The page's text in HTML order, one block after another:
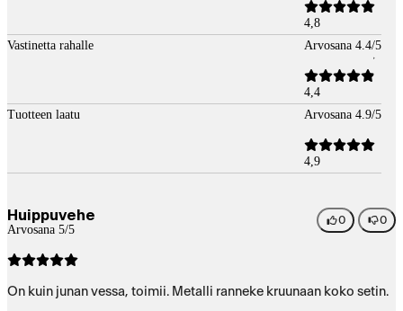
4,8
Vastinetta rahalle
Arvosana 4.4/5
4,4
Tuotteen laatu
Arvosana 4.9/5
4,9
Huippuvehe
Arvosana 5/5
0 0
On kuin junan vessa, toimii. Metalli ranneke kruunaan koko setin.